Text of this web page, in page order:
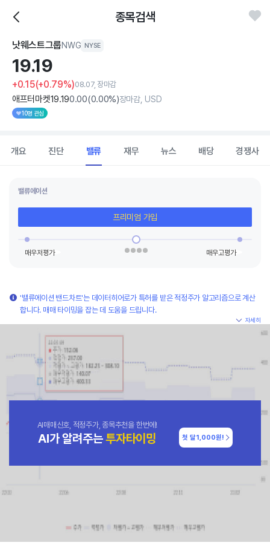
종목검색
낫웨스트그룹NWG NYSE
19.19
+0.15(+0.79%)08.07, 장마감
애프터마켓19.190.00(0.00%)장마감, USD
10명 관심
개요 진단 밸류 재무 뉴스 배당 경쟁사
밸류에이션
프리미엄 가입
'밸류에이션 밴드차트'는 데이터히어로가 특허를 받은 적정주가 알고리즘으로 계산
합니다. 매매 타이밍을 잡는 데 도움을 드립니다.
자세히
AI매매신호, 적정주가, 종목추천을 한번에!
AI가 알려주는투자타이밍 첫 달1,000원!